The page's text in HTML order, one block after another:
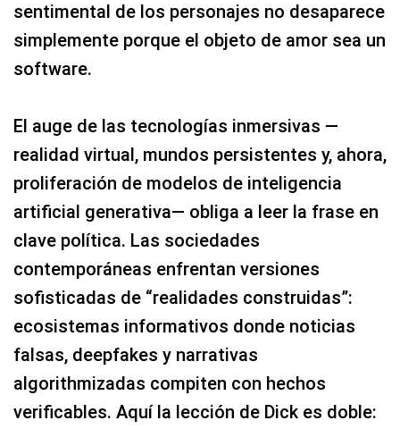
sentimental de los personajes no desaparece
simplemente porque el objeto de amor sea un
software.
El auge de las tecnologías inmersivas —
realidad virtual, mundos persistentes y, ahora,
proliferación de modelos de inteligencia
artificial generativa— obliga a leer la frase en
clave política. Las sociedades
contemporáneas enfrentan versiones
sofisticadas de “realidades construidas”:
ecosistemas informativos donde noticias
falsas, deepfakes y narrativas
algorithmizadas compiten con hechos
verificables. Aquí la lección de Dick es doble: